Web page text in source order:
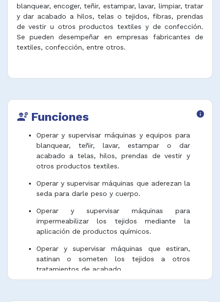
blanquear, encoger, teñir, estampar, lavar, limpiar, tratar
y dar acabado a hilos, telas o tejidos, fibras, prendas
de vestir u otros productos textiles y de confección.
Se pueden desempeñar en empresas fabricantes de
textiles, confección, entre otros.
engineering Funciones info
Operar y supervisar máquinas y equipos para
blanquear, teñir, lavar, estampar o dar
acabado a telas, hilos, prendas de vestir y
otros productos textiles.
Operar y supervisar máquinas que aderezan la
seda para darle peso y cuerpo.
Operar y supervisar máquinas para
impermeabilizar los tejidos mediante la
aplicación de productos químicos.
Operar y supervisar máquinas que estiran,
satinan o someten los tejidos a otros
tratamientos de acabado.